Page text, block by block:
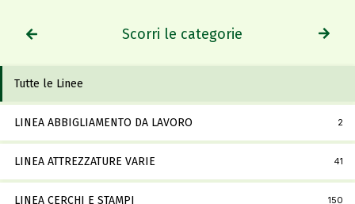
Scorri le categorie
Tutte le Linee
LINEA ABBIGLIAMENTO DA LAVORO 2
LINEA ATTREZZATURE VARIE 41
LINEA CERCHI E STAMPI 150